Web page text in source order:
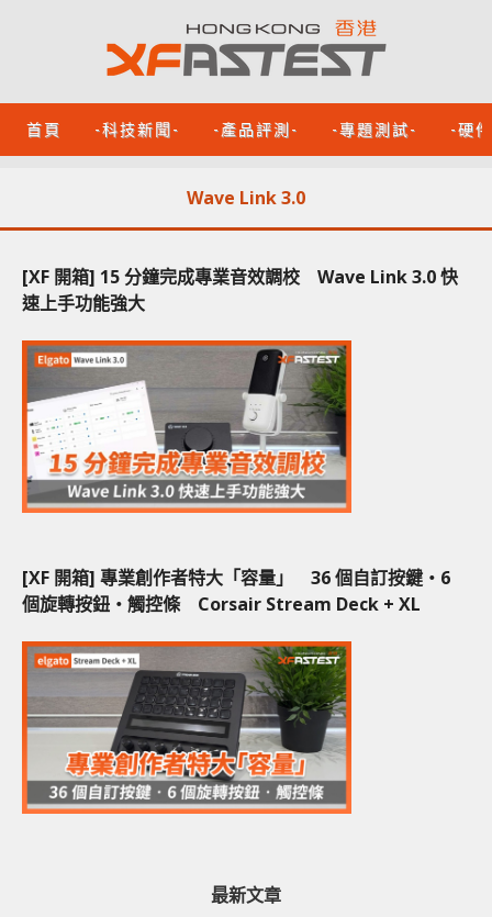
首頁 -科技新聞- -產品評測- -專題測試- -硬
Wave Link 3.0
[XF 開箱] 15 分鐘完成專業音效調校 Wave Link 3.0 快
速上手功能強大
[XF 開箱] 專業創作者特大「容量」 36 個自訂按鍵‧6
個旋轉按鈕‧觸控條 Corsair Stream Deck + XL
最新文章